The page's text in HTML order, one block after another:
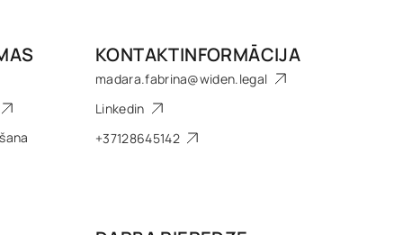
KONTAKTINFORMĀCIJA
madara.fabrina@widen.legal
Linkedin
+37128645142